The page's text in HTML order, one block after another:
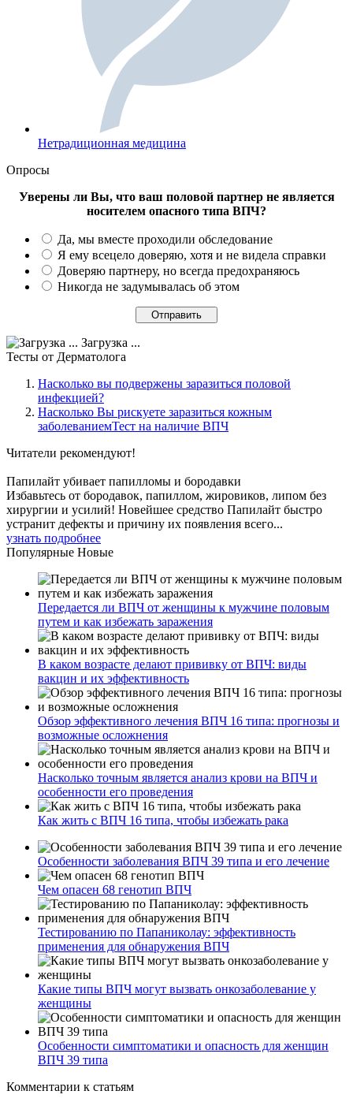
Нетрадиционная медицина
Опросы
Уверены ли Вы, что ваш половой партнер не является
носителем опасного типа ВПЧ?
Да, мы вместе проходили обследование
Я ему всецело доверяю, хотя и не видела справки
Доверяю партнеру, но всегда предохраняюсь
Никогда не задумывалась об этом
Загрузка ...
Тесты от Дерматолога
Насколько вы подвержены заразиться половой
инфекцией?
Насколько Вы рискуете заразиться кожным
заболеваниемТест на наличие ВПЧ
Читатели рекомендуют!
Папилайт убивает папилломы и бородавки
Избавьтесь от бородавок, папиллом, жировиков, липом без
хирургии и усилий! Новейшее средство Папилайт быстро
устранит дефекты и причину их появления всего...
узнать подробнее
Популярные Новые
Передается ли ВПЧ от женщины к мужчине половым
путем и как избежать заражения
В каком возрасте делают прививку от ВПЧ: виды
вакцин и их эффективность
Обзор эффективного лечения ВПЧ 16 типа: прогнозы и
возможные осложнения
Насколько точным является анализ крови на ВПЧ и
особенности его проведения
Как жить с ВПЧ 16 типа, чтобы избежать рака
Особенности заболевания ВПЧ 39 типа и его лечение
Чем опасен 68 генотип ВПЧ
Тестированию по Папаниколау: эффективность
применения для обнаружения ВПЧ
Какие типы ВПЧ могут вызвать онкозаболевание у
женщины
Особенности симптоматики и опасность для женщин
ВПЧ 39 типа
Комментарии к статьям